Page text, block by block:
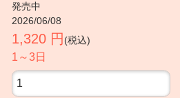
発売中
2026/06/08
1,320 円 (税込)
1～3日